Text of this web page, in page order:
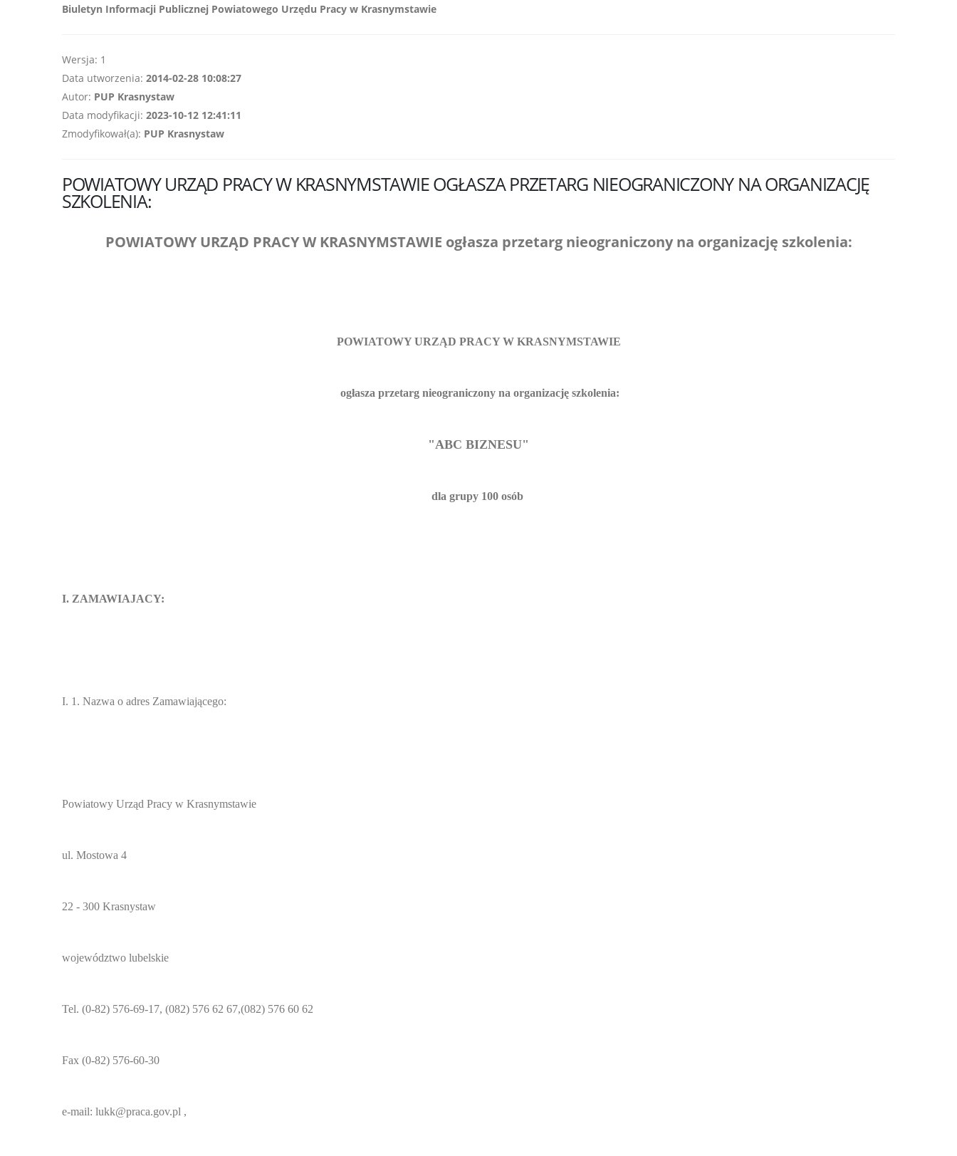
Biuletyn Informacji Publicznej Powiatowego Urzędu Pracy w Krasnymstawie
Wersja: 1
Data utworzenia: 2014-02-28 10:08:27
Autor: PUP Krasnystaw
Data modyfikacji: 2023-10-12 12:41:11
Zmodyfikował(a): PUP Krasnystaw
POWIATOWY URZĄD PRACY W KRASNYMSTAWIE OGŁASZA PRZETARG NIEOGRANICZONY NA ORGANIZACJĘ
SZKOLENIA:
POWIATOWY URZĄD PRACY W KRASNYMSTAWIE ogłasza przetarg nieograniczony na organizację szkolenia:
POWIATOWY URZĄD PRACY W KRASNYMSTAWIE
ogłasza przetarg nieograniczony na organizację szkolenia:
"ABC BIZNESU"
dla grupy 100 osób
I. ZAMAWIAJACY:
I. 1. Nazwa o adres Zamawiającego:
Powiatowy Urząd Pracy w Krasnymstawie
ul. Mostowa 4
22 - 300 Krasnystaw
województwo lubelskie
Tel. (0-82) 576-69-17, (082) 576 62 67,(082) 576 60 62
Fax (0-82) 576-60-30
e-mail: lukk@praca.gov.pl ,